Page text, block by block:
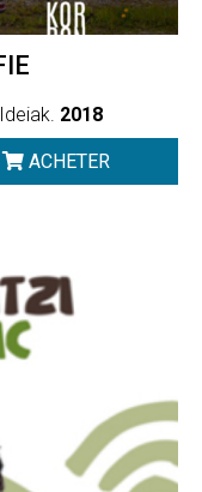
2018
ACHETER